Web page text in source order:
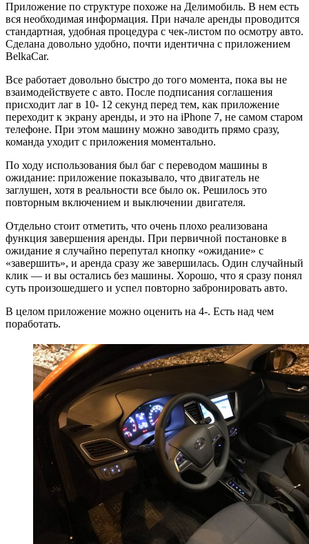
Приложение по структуре похоже на Делимобиль. В нем есть
вся необходимая информация. При начале аренды проводится
стандартная, удобная процедура с чек-листом по осмотру авто.
Сделана довольно удобно, почти идентична с приложением
BelkaCar.
Все работает довольно быстро до того момента, пока вы не
взаимодействуете с авто. После подписания соглашения
присходит лаг в 10- 12 секунд перед тем, как приложение
переходит к экрану аренды, и это на iPhone 7, не самом старом
телефоне. При этом машину можно заводить прямо сразу,
команда уходит с приложения моментально.
По ходу использования был баг с переводом машины в
ожидание: приложение показывало, что двигатель не
заглушен, хотя в реальности все было ок. Решилось это
повторным включением и выключении двигателя.
Отдельно стоит отметить, что очень плохо реализована
функция завершения аренды. При первичной постановке в
ожидание я случайно перепутал кнопку «ожидание» с
«завершить», и аренда сразу же завершилась. Один случайный
клик — и вы остались без машины. Хорошо, что я сразу понял
суть произошедшего и успел повторно забронировать авто.
В целом приложение можно оценить на 4-. Есть над чем
поработать.